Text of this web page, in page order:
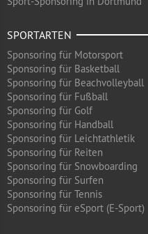
SPORTARTEN
Sponsoring für Motorsport
Sponsoring für Basketball
Sponsoring für Beachvolleyball
Sponsoring für Fußball
Sponsoring für Golf
Sponsoring für Handball
Sponsoring für Leichtathletik
Sponsoring für Reiten
Sponsoring für Snowboarding
Sponsoring für Surfen
Sponsoring für Tennis
Sponsoring für eSport (E-Sport)